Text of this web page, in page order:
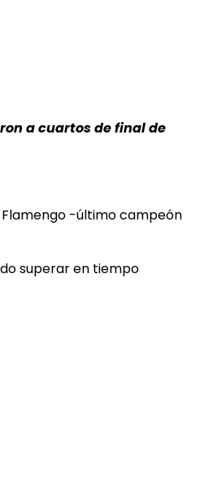
a cuartos de final de
-último campeón
superar en tiempo